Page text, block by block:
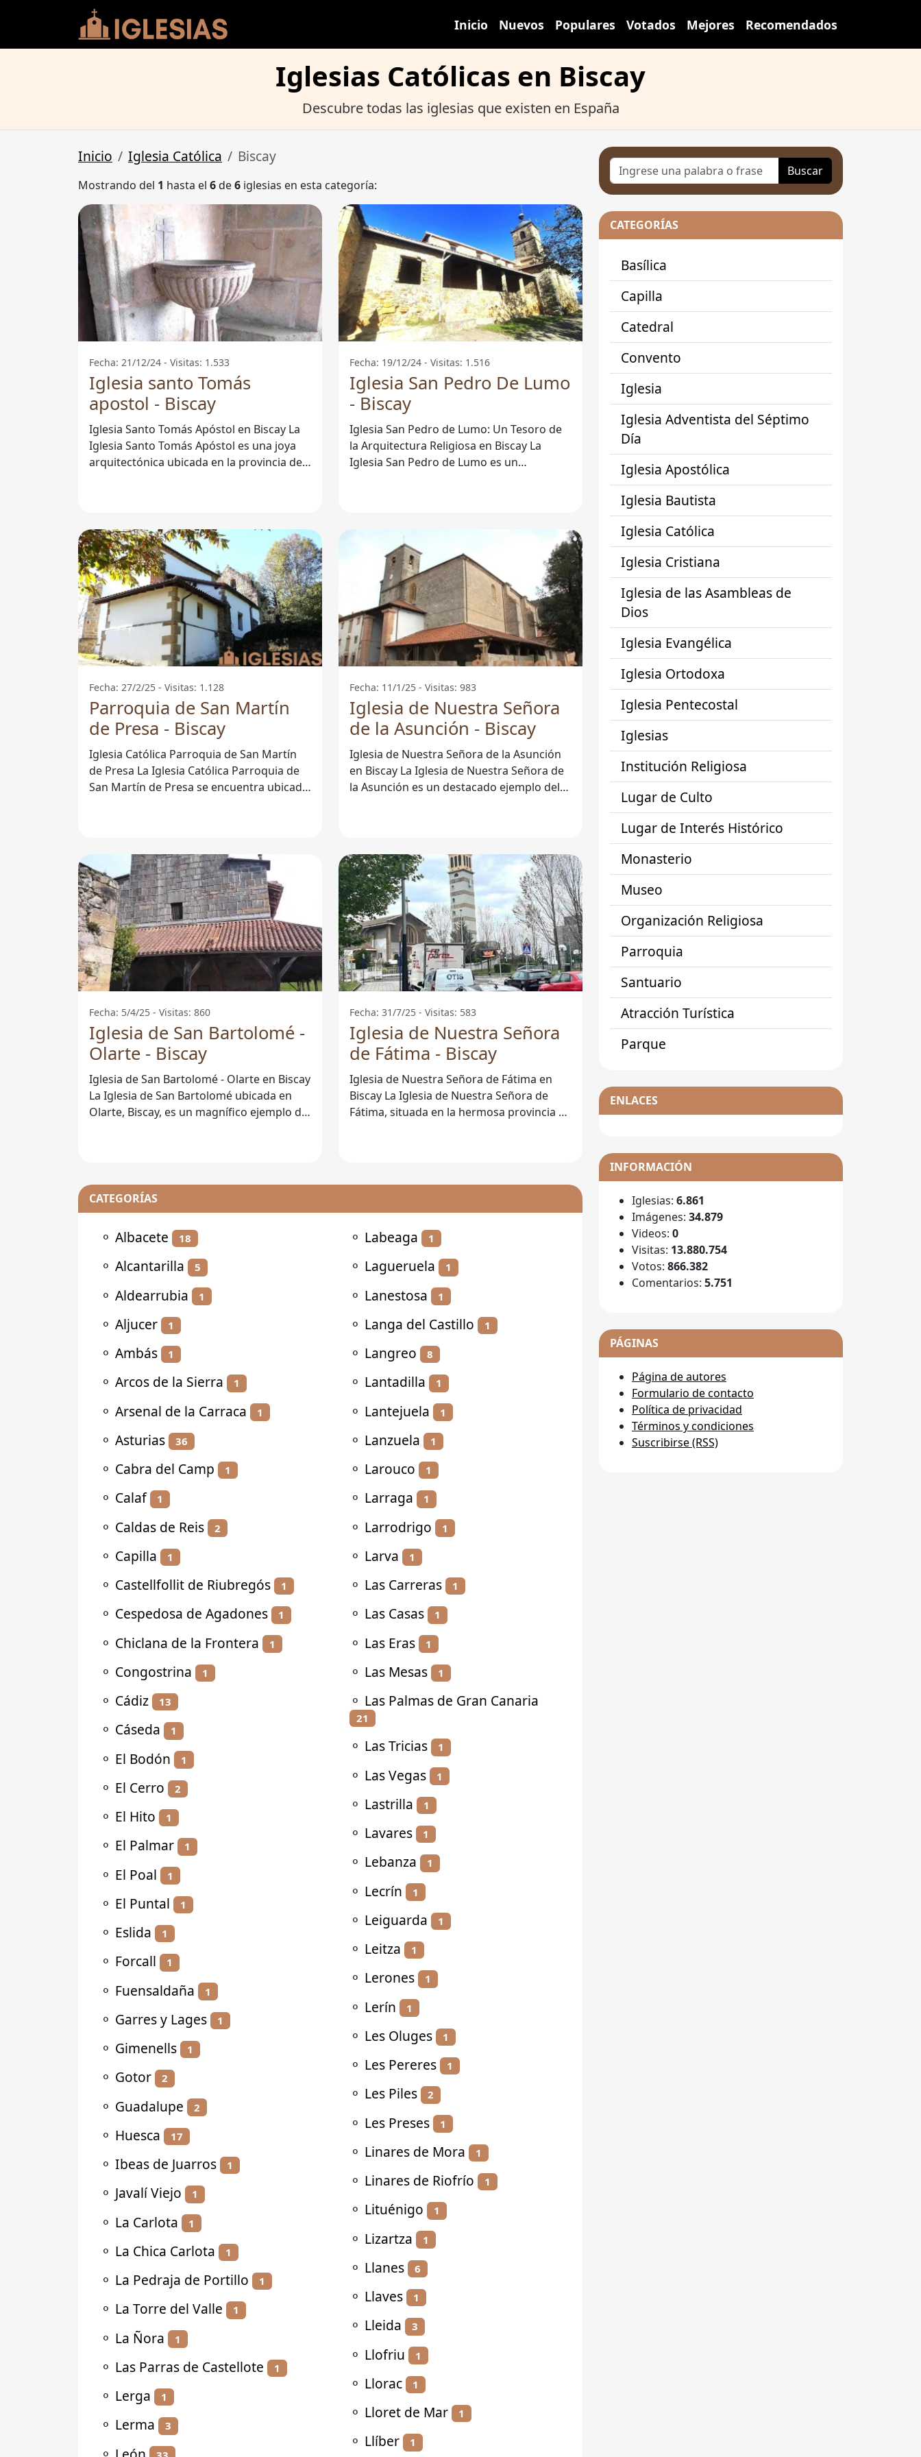
Inicio Nuevos Populares Votados Mejores Recomendados
Iglesias Católicas en Biscay
Descubre todas las iglesias que existen en España
Inicio Iglesia Católica Biscay
Mostrando del 1 hasta el 6de6 iglesias en esta categoría:
Fecha: 21/12/24 - Visitas: 1.533
Iglesia santo Tomás
apostol - Biscay
Iglesia Santo Tomás Apóstol en Biscay La
Iglesia Santo Tomás Apóstol es una joya
arquitectónica ubicada en la provincia de
Fecha: 19/12/24 - Visitas: 1.516
Iglesia San Pedro De Lumo
- Biscay
Iglesia San Pedro de Lumo: Un Tesoro de
la Arquitectura Religiosa en Biscay La
Iglesia San Pedro de Lumo es un
Fecha: 27/2/25 - Visitas: 1.128
Parroquia de San Martín
de Presa - Biscay
Iglesia Católica Parroquia de San Martín
de Presa La Iglesia Católica Parroquia de
San Martín de Presa se encuentra ubicada
Fecha: 11/1/25 - Visitas: 983
Iglesia de Nuestra Señora
de la Asunción - Biscay
Iglesia de Nuestra Señora de la Asunción
en Biscay La Iglesia de Nuestra Señora de
la Asunción es un destacado ejemplo del
Fecha: 5/4/25 - Visitas: 860
Iglesia de San Bartolomé -
Olarte - Biscay
Iglesia de San Bartolomé - Olarte en Biscay
La Iglesia de San Bartolomé ubicada en
Olarte, Biscay, es un magnífico ejemplo de
Fecha: 31/7/25 - Visitas: 583
Iglesia de Nuestra Señora
de Fátima - Biscay
Iglesia de Nuestra Señora de Fátima en
Biscay La Iglesia de Nuestra Señora de
Fátima, situada en la hermosa provincia de
CATEGORÍAS
⚬ Albacete 18
⚬ Alcantarilla 5
⚬ Aldearrubia 1
⚬ Aljucer 1
⚬ Ambás 1
⚬ Arcos de la Sierra 1
⚬ Arsenal de la Carraca 1
⚬ Asturias 36
⚬ Cabra del Camp 1
⚬ Calaf 1
⚬ Caldas de Reis 2
⚬ Capilla 1
⚬ Castellfollit de Riubregós 1
⚬ Cespedosa de Agadones 1
⚬ Chiclana de la Frontera 1
⚬ Congostrina 1
⚬ Cádiz 13
⚬ Cáseda 1
⚬ El Bodón 1
⚬ El Cerro 2
⚬ El Hito 1
⚬ El Palmar 1
⚬ El Poal 1
⚬ El Puntal 1
⚬ Eslida 1
⚬ Forcall 1
⚬ Fuensaldaña 1
⚬ Garres y Lages 1
⚬ Gimenells 1
⚬ Gotor 2
⚬ Guadalupe 2
⚬ Huesca 17
⚬ Ibeas de Juarros 1
⚬ Javalí Viejo 1
⚬ La Carlota 1
⚬ La Chica Carlota 1
⚬ La Pedraja de Portillo 1
⚬ La Torre del Valle 1
⚬ La Ñora 1
⚬ Las Parras de Castellote 1
⚬ Lerga 1
⚬ Lerma 3
⚬ Labeaga 1
⚬ Lagueruela 1
⚬ Lanestosa 1
⚬ Langa del Castillo 1
⚬ Langreo 8
⚬ Lantadilla 1
⚬ Lantejuela 1
⚬ Lanzuela 1
⚬ Larouco 1
⚬ Larraga 1
⚬ Larrodrigo 1
⚬ Larva 1
⚬ Las Carreras 1
⚬ Las Casas 1
⚬ Las Eras 1
⚬ Las Mesas 1
⚬ Las Palmas de Gran Canaria
21
⚬ Las Tricias 1
⚬ Las Vegas 1
⚬ Lastrilla 1
⚬ Lavares 1
⚬ Lebanza 1
⚬ Lecrín 1
⚬ Leiguarda 1
⚬ Leitza 1
⚬ Lerones 1
⚬ Lerín 1
⚬ Les Oluges 1
⚬ Les Pereres 1
⚬ Les Piles 2
⚬ Les Preses 1
⚬ Linares de Mora 1
⚬ Linares de Riofrío 1
⚬ Lituénigo 1
⚬ Lizartza 1
⚬ Llanes 6
⚬ Llaves 1
⚬ Lleida 3
⚬ Llofriu 1
⚬ Llorac 1
⚬ Lloret de Mar 1
⚬ Llíber 1
Buscar
CATEGORÍAS
Basílica
Capilla
Catedral
Convento
Iglesia
Iglesia Adventista del Séptimo
Día
Iglesia Apostólica
Iglesia Bautista
Iglesia Católica
Iglesia Cristiana
Iglesia de las Asambleas de
Dios
Iglesia Evangélica
Iglesia Ortodoxa
Iglesia Pentecostal
Iglesias
Institución Religiosa
Lugar de Culto
Lugar de Interés Histórico
Monasterio
Museo
Organización Religiosa
Parroquia
Santuario
Atracción Turística
Parque
ENLACES
INFORMACIÓN
Iglesias: 6.861
Imágenes: 34.879
Videos: 0
Visitas: 13.880.754
Votos: 866.382
Comentarios: 5.751
PÁGINAS
Página de autores
Formulario de contacto
Política de privacidad
Términos y condiciones
Suscribirse (RSS)